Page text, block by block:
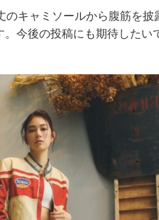
のキャミソールから腹筋を
今後の投稿にも期待したい